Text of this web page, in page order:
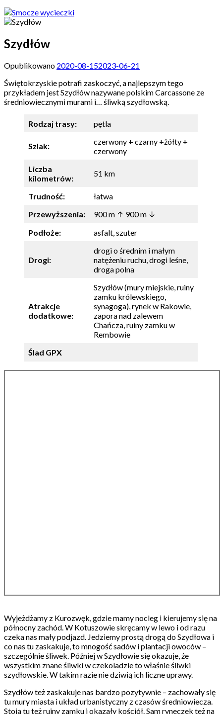
Szydłów
Opublikowano 2020-08-152023-06-21
Świętokrzyskie potrafi zaskoczyć, a najlepszym tego
przykładem jest Szydłów nazywane polskim Carcassone ze
średniowiecznymi murami i… śliwką szydłowską.
Rodzaj trasy: pętla
Szlak:
czerwony + czarny +żółty +
czerwony
Liczba
kilometrów:
51 km
Trudność:
łatwa
Przewyższenia:
900 m ↑ 900 m ↓
Podłoże:
asfalt, szuter
Drogi:
drogi o średnim i małym
natężeniu ruchu, drogi leśne,
droga polna
Atrakcje
dodatkowe:
Szydłów (mury miejskie, ruiny
zamku królewskiego,
synagoga), rynek w Rakowie,
zapora nad zalewem
Chańcza, ruiny zamku w
Rembowie
Ślad GPX
Wyjeżdżamy z Kurozwęk, gdzie mamy nocleg i kierujemy się na
północny zachód. W Kotuszowie skręcamy w lewo i od razu
czeka nas mały podjazd. Jedziemy prostą drogą do Szydłowa i
co nas tu zaskakuje, to mnogość sadów i plantacji owoców –
szczególnie śliwek. Później w Szydłowie się okazuje, że
wszystkim znane śliwki w czekoladzie to właśnie śliwki
szydłowskie. W takim razie nie dziwią ich liczne uprawy.
Szydłów też zaskakuje nas bardzo pozytywnie – zachowały się
tu mury miasta i układ urbanistyczny z czasów średniowiecza.
Stoją tu też ruiny zamku i okazały kościół. Sam ryneczek też na